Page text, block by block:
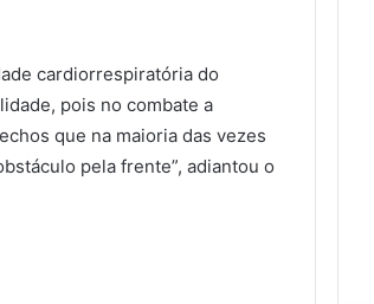
cardiorrespiratória do
pois no combate a
que na maioria das vezes
pela frente”, adiantou o